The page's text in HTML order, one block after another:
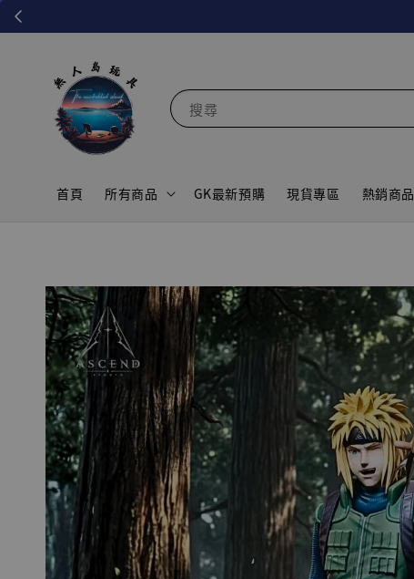
搜尋
首頁 所有商品 GK最新預購 現貨專區 熱銷商品